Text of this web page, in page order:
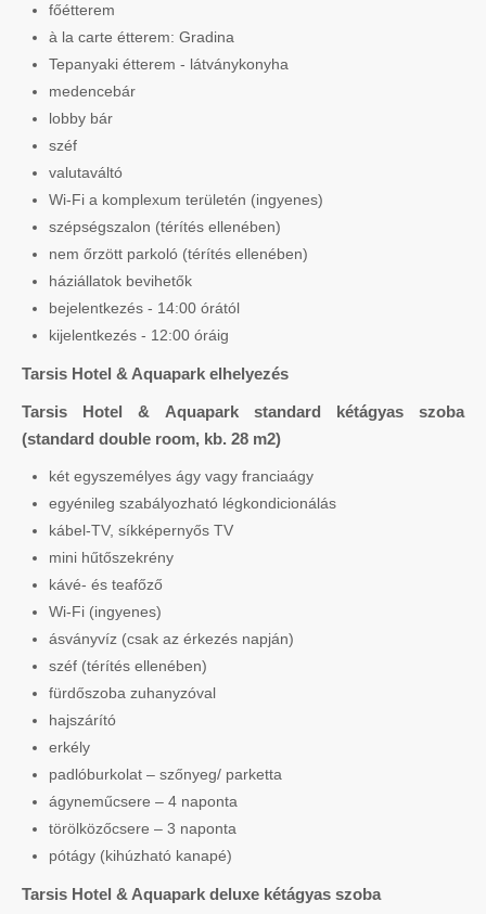
főétterem
à la carte étterem: Gradina
Tepanyaki étterem - látványkonyha
medencebár
lobby bár
széf
valutaváltó
Wi-Fi a komplexum területén (ingyenes)
szépségszalon (térítés ellenében)
nem őrzött parkoló (térítés ellenében)
háziállatok bevihetők
bejelentkezés - 14:00 órától
kijelentkezés - 12:00 óráig
Tarsis Hotel & Aquapark elhelyezés
Tarsis Hotel & Aquapark standard kétágyas szoba
(standard double room, kb. 28 m2)
két egyszemélyes ágy vagy franciaágy
egyénileg szabályozható légkondicionálás
kábel-TV, síkképernyős TV
mini hűtőszekrény
kávé- és teafőző
Wi-Fi (ingyenes)
ásványvíz (csak az érkezés napján)
széf (térítés ellenében)
fürdőszoba zuhanyzóval
hajszárító
erkély
padlóburkolat – szőnyeg/ parketta
ágyneműcsere – 4 naponta
törölközőcsere – 3 naponta
pótágy (kihúzható kanapé)
Tarsis Hotel & Aquapark deluxe kétágyas szoba